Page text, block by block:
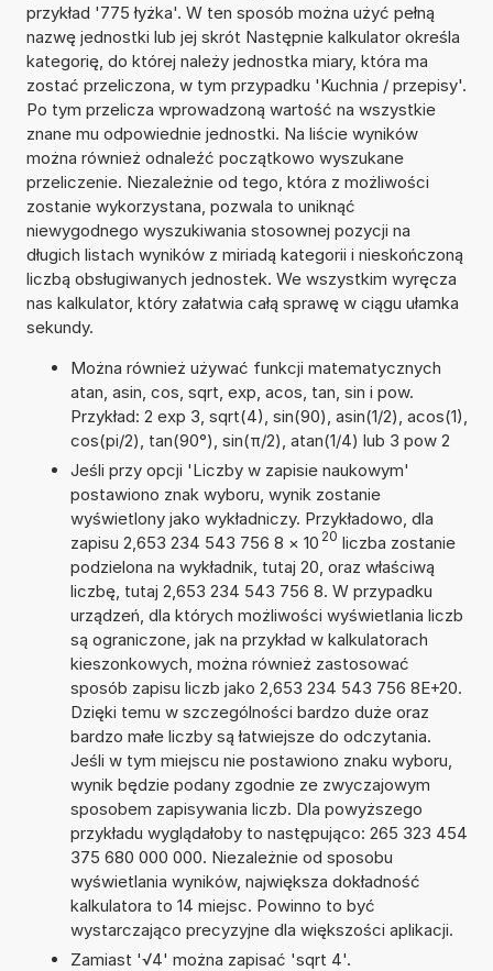
przykład '775 łyżka'. W ten sposób można użyć pełną
nazwę jednostki lub jej skrót Następnie kalkulator określa
kategorię, do której należy jednostka miary, która ma
zostać przeliczona, w tym przypadku 'Kuchnia / przepisy'.
Po tym przelicza wprowadzoną wartość na wszystkie
znane mu odpowiednie jednostki. Na liście wyników
można również odnaleźć początkowo wyszukane
przeliczenie. Niezależnie od tego, która z możliwości
zostanie wykorzystana, pozwala to uniknąć
niewygodnego wyszukiwania stosownej pozycji na
długich listach wyników z miriadą kategorii i nieskończoną
liczbą obsługiwanych jednostek. We wszystkim wyręcza
nas kalkulator, który załatwia całą sprawę w ciągu ułamka
sekundy.
Można również używać funkcji matematycznych
atan, asin, cos, sqrt, exp, acos, tan, sin i pow.
Przykład: 2 exp 3, sqrt(4), sin(90), asin(1/2), acos(1),
cos(pi/2), tan(90°), sin(π/2), atan(1/4) lub 3 pow 2
Jeśli przy opcji 'Liczby w zapisie naukowym'
postawiono znak wyboru, wynik zostanie
wyświetlony jako wykładniczy. Przykładowo, dla
zapisu 2,653 234 543 756 8 × 10 20 liczba zostanie
podzielona na wykładnik, tutaj 20, oraz właściwą
liczbę, tutaj 2,653 234 543 756 8. W przypadku
urządzeń, dla których możliwości wyświetlania liczb
są ograniczone, jak na przykład w kalkulatorach
kieszonkowych, można również zastosować
sposób zapisu liczb jako 2,653 234 543 756 8E+20.
Dzięki temu w szczególności bardzo duże oraz
bardzo małe liczby są łatwiejsze do odczytania.
Jeśli w tym miejscu nie postawiono znaku wyboru,
wynik będzie podany zgodnie ze zwyczajowym
sposobem zapisywania liczb. Dla powyższego
przykładu wyglądałoby to następująco: 265 323 454
375 680 000 000. Niezależnie od sposobu
wyświetlania wyników, największa dokładność
kalkulatora to 14 miejsc. Powinno to być
wystarczająco precyzyjne dla większości aplikacji.
Zamiast '√4' można zapisać 'sqrt 4'.